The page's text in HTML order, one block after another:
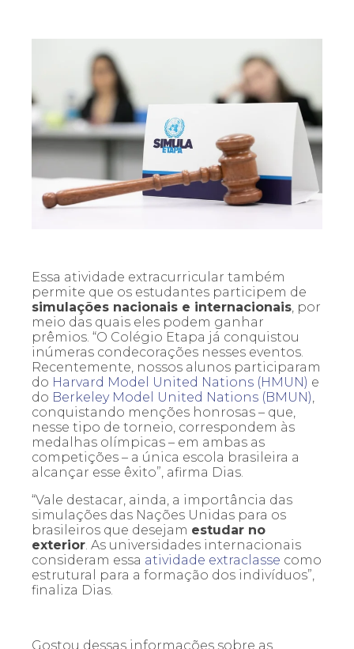
Essa atividade extracurricular também
permite que os estudantes participem de
simulações nacionais e internacionais, por
meio das quais eles podem ganhar
prêmios. “O Colégio Etapa já conquistou
inúmeras condecorações nesses eventos.
Recentemente, nossos alunos participaram
do Harvard Model United Nations (HMUN) e
do Berkeley Model United Nations (BMUN),
conquistando menções honrosas – que,
nesse tipo de torneio, correspondem às
medalhas olímpicas – em ambas as
competições – a única escola brasileira a
alcançar esse êxito”, afirma Dias.
“Vale destacar, ainda, a importância das
simulações das Nações Unidas para os
brasileiros que desejam estudar no
exterior. As universidades internacionais
consideram essa atividade extraclasse como
estrutural para a formação dos indivíduos”,
finaliza Dias.
Gostou dessas informações sobre as